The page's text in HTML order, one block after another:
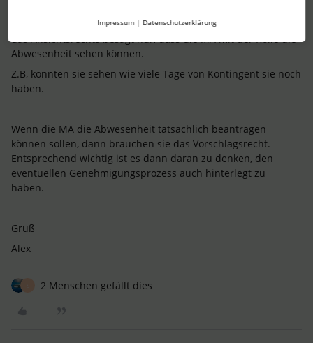
das Ansichtsrechts besagt nur, dass die MA mit der Rolle die
Abwesenheit sehen können.
Z.B, könnten sie sehen wie viele Tage von Kontingent sie noch
haben.
Wenn die MA die Abwesenheit tatsächlich beantragen
können sollen, dann brauchen sie das Vorschlagsrecht.
Entsprechend wichtig ist es dann daran zu denken, den
eventuellen Genehmigungsprozess auch hinterlegt zu
haben.
Gruß
Alex
2 Menschen gefällt dies
Impressum | Datenschutzerklärung